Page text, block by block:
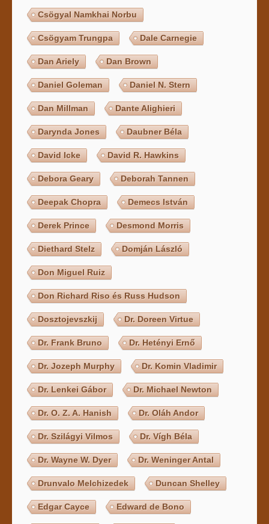
Csögyal Namkhai Norbu
Csögyam Trungpa Dale Carnegie
Dan Ariely Dan Brown
Daniel Goleman Daniel N. Stern
Dan Millman Dante Alighieri
Darynda Jones Daubner Béla
David Icke David R. Hawkins
Debora Geary Deborah Tannen
Deepak Chopra Demecs István
Derek Prince Desmond Morris
Diethard Stelz Domján László
Don Miguel Ruiz
Don Richard Riso és Russ Hudson
Dosztojevszkij Dr. Doreen Virtue
Dr. Frank Bruno Dr. Hetényi Ernő
Dr. Jozeph Murphy Dr. Komin Vladimir
Dr. Lenkei Gábor Dr. Michael Newton
Dr. O. Z. A. Hanish Dr. Oláh Andor
Dr. Szilágyi Vilmos Dr. Vígh Béla
Dr. Wayne W. Dyer Dr. Weninger Antal
Drunvalo Melchizedek Duncan Shelley
Edgar Cayce Edward de Bono